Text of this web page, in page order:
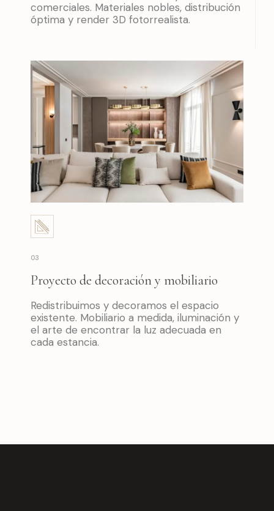
comerciales. Materiales nobles, distribución
óptima y render 3D fotorrealista.
03
Proyecto de decoración y mobiliario
Redistribuimos y decoramos el espacio
existente. Mobiliario a medida, iluminación y
el arte de encontrar la luz adecuada en
cada estancia.